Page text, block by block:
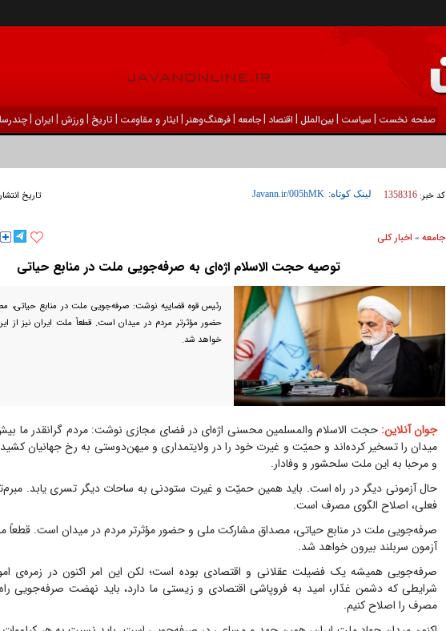
صفحه نخست | سیاست |بين‌الملل | اقتصاد |جامعه |فرهنگ‌و‌هنر | ایثار و مقاومت |تاریخ |ورزش | ايران |
کد خبر: 1358316 لینک کوتاه: تاریخ
جامعه» اخبار كلی
توصیه حجت الاسلام اژه‌ای به صرفه‌جویی ملت در منابع حیاتی
رئیس قوه قضاییه نوشت: صرفه‌جویی ملت در منابع حیاتی،
حضور مؤثرتر مردم در میدان است. قطعاً ملت ایران نیز از
خواهد شد.
جوان آنلاین:
میدان را تسخیر کرده‌اند و حمیّت و غیرت خود را در ولایتمداری و میهن‌دوستی به رخ جهانیان
و مرحبا به این ملت سلحشور و وفادار.
حال آزمونی دیگر در راه است. باید همین حمیّت و غیرت ستودنی به ساحات دیگر تسری یابد.
فعلی، اصلاح الگوی مصرف است.
صرفه‌جویی ملت در منابع حیاتی، مصداق مشارکت ملی و حضور مؤثرتر مردم در میدان است. قطعاً
آزمون سربلند بیرون خواهد شد.
صرفه‌جویی همیشه یک فضیلت عقلانی و اقتصادی بوده است؛ لکن این امر اکنون در زمره‌ی
شرایطی که دشمن غدّار، امید به فروپاشی اقتصادی و زیستی ما دارد، باید نهضت صرفه‌جویی راه
مصرف را اصلاح کنیم.